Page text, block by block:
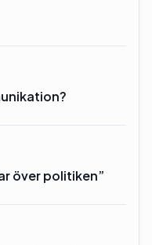
över politiken”